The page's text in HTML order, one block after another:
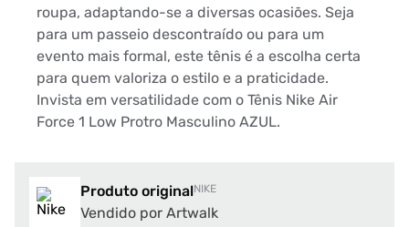
roupa, adaptando-se a diversas ocasiões. Seja
para um passeio descontraído ou para um
evento mais formal, este tênis é a escolha certa
para quem valoriza o estilo e a praticidade.
Invista em versatilidade com o Tênis Nike Air
Force 1 Low Protro Masculino AZUL.
Produto originalNIKE
Vendido por Artwalk